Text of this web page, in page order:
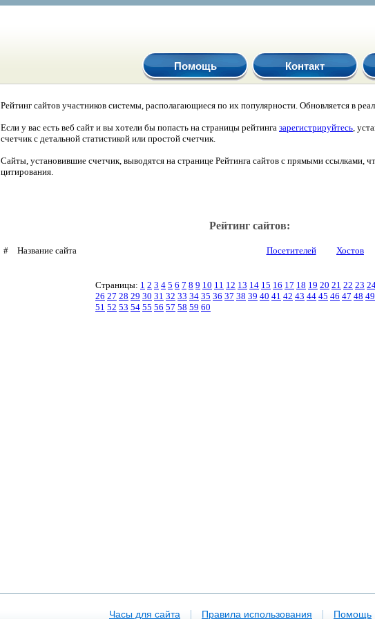
Помощь Контакт
Рейтинг сайтов участников системы, располагающиеся по их популярности. Обновляется в
Если у вас есть веб сайт и вы хотели бы попасть на страницы рейтинга зарегистрируйтесь,
счетчик с детальной статистикой или простой счетчик.
Сайты, установившие счетчик, выводятся на странице Рейтинга сайтов с прямыми ссылками,
цитирования.
Рейтинг сайтов:
# Название сайта Посетителей Хостов
Страницы: 1 2 3 4 5 6 7 8 9 10 11 12 13 14 15 16 17 18 19 20 21 22 23
26 27 28 29 30 31 32 33 34 35 36 37 38 39 40 41 42 43 44 45 46 47 48 49
51 52 53 54 55 56 57 58 59 60
Часы для сайта | Правила использования | Помощь